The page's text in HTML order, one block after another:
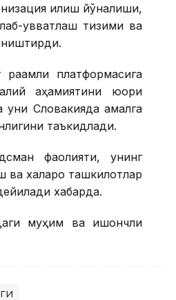
қилиш йўналиши,
қувватлаш тизими ва
платформасига
аҳамиятини юқори
уни Словакияда амалга
таъкидлади.
фаолияти, унинг
ва халқаро ташкилотлар
хабарда.
муҳим ва ишончли